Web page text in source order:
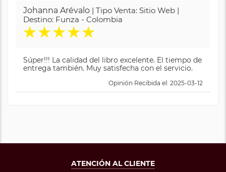
Johanna Arévalo | Tipo Venta: Sitio Web |
Destino: Funza - Colombia
★★★★★
Súper!!! La calidad del libro excelente. El tiempo de
entrega también. Muy satisfecha con el servicio.
Opinión Recibida el: 2025-03-12
ATENCIÓN AL CLIENTE